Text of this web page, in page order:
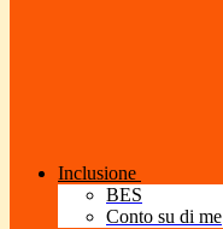
Inclusione
BES
Conto su di me